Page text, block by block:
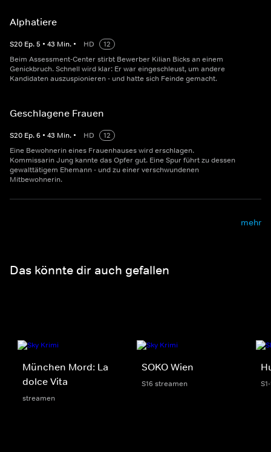
Alphatiere
S20 Ep.5 • 43 Min. • HD
12
Beim Assessment-Center stirbt Bewerber Kilian Bicks an einem
Genickbruch. Schnell wird klar: Er war eingeschleust, um andere
Kandidaten auszuspionieren - und hatte sich Feinde gemacht.
Geschlagene Frauen
S20 Ep.6 • 43 Min. • HD
12
Eine Bewohnerin eines Frauenhauses wird erschlagen.
Kommissarin Jung kannte das Opfer gut. Eine Spur führt zu dessen
gewalttätigem Ehemann - und zu einer verschwundenen
Mitbewohnerin.
mehr
Das könnte dir auch gefallen
München Mord: La
dolce Vita
streamen
SOKO Wien
S16 streamen